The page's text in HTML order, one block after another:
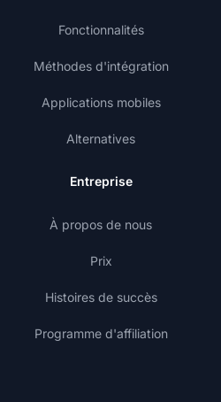
Fonctionnalités
Méthodes d'intégration
Applications mobiles
Alternatives
Entreprise
À propos de nous
Prix
Histoires de succès
Programme d'affiliation